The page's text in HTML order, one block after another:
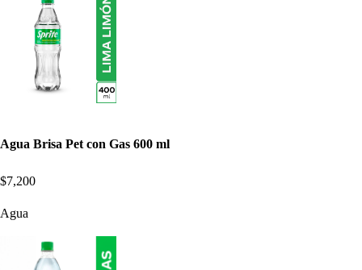
Agua Brisa Pet con Gas 600 ml
$7,200
Agua